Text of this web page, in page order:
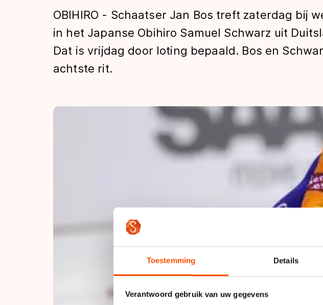
Toestemming Details
Verantwoord gebruik van uw gegevens
Tijden & historie
De weg op
Olympische Spelen
OBIHIRO - Schaatser Jan Bos treft zaterdag bij
in het Japanse Obihiro Samuel Schwarz uit
Dat is vrijdag door loting bepaald. Bos en
achtste rit.